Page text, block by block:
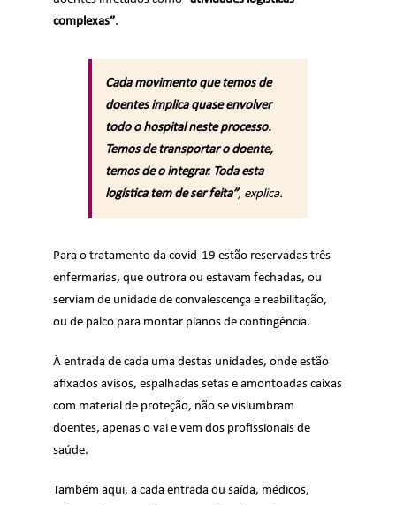
complexas”.
Cada movimento que temos de
doentes implica quase envolver
todo o hospital neste processo.
Temos de transportar o doente,
temos de o integrar. Toda esta
logística tem de ser feita”, explica.
Para o tratamento da covid-19 estão reservadas três
enfermarias, que outrora ou estavam fechadas, ou
serviam de unidade de convalescença e reabilitação,
ou de palco para montar planos de contingência.
À entrada de cada uma destas unidades, onde estão
afixados avisos, espalhadas setas e amontoadas caixas
com material de proteção, não se vislumbram
doentes, apenas o vai e vem dos profissionais de
saúde.
Também aqui, a cada entrada ou saída, médicos,